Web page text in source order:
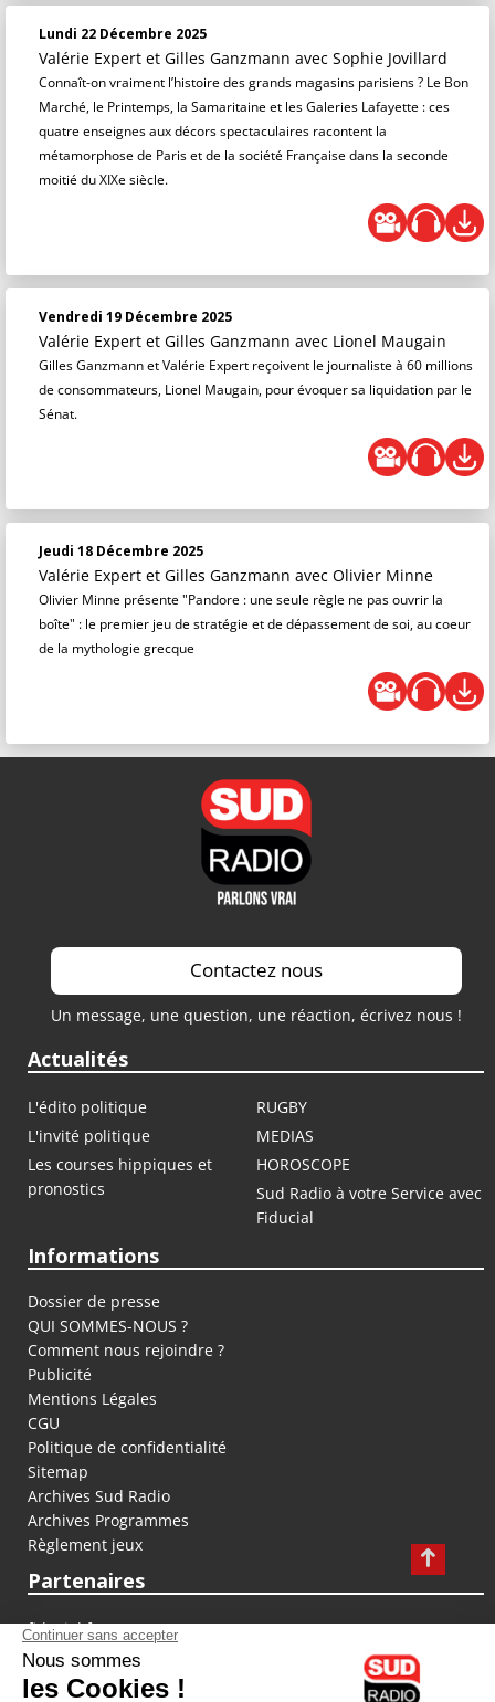
Lundi 22 Décembre 2025
Valérie Expert et Gilles Ganzmann avec Sophie Jovillard
Connaît-on vraiment l’histoire des grands magasins parisiens ? Le Bon
Marché, le Printemps, la Samaritaine et les Galeries Lafayette : ces
quatre enseignes aux décors spectaculaires racontent la
métamorphose de Paris et de la société Française dans la seconde
moitié du XIXe siècle.
Vendredi 19 Décembre 2025
Valérie Expert et Gilles Ganzmann avec Lionel Maugain
Gilles Ganzmann et Valérie Expert reçoivent le journaliste à 60 millions
de consommateurs, Lionel Maugain, pour évoquer sa liquidation par le
Sénat.
Jeudi 18 Décembre 2025
Valérie Expert et Gilles Ganzmann avec Olivier Minne
Olivier Minne présente "Pandore : une seule règle ne pas ouvrir la
boîte" : le premier jeu de stratégie et de dépassement de soi, au coeur
de la mythologie grecque
Contactez nous
Un message, une question, une réaction, écrivez nous !
Actualités
L'édito politique
RUGBY
L'invité politique
MEDIAS
Les courses hippiques et
pronostics
HOROSCOPE
Sud Radio à votre Service avec
Fiducial
Informations
Dossier de presse
QUI SOMMES-NOUS ?
Comment nous rejoindre ?
Publicité
Mentions Légales
CGU
Politique de confidentialité
Sitemap
Archives Sud Radio
Archives Programmes
Règlement jeux
Partenaires
fiducial.fr
lyoncapitale.fr
olympique-et-lyonnais.com